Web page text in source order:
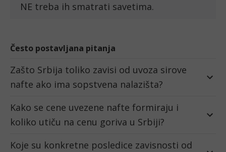
NE treba ih smatrati savetima.
Često postavljana pitanja
Zašto Srbija toliko zavisi od uvoza sirove
nafte ako ima sopstvena nalazišta?
Kako se cene uvezene nafte formiraju i
koliko utiču na cenu goriva u Srbiji?
Koje su konkretne posledice zavisnosti od